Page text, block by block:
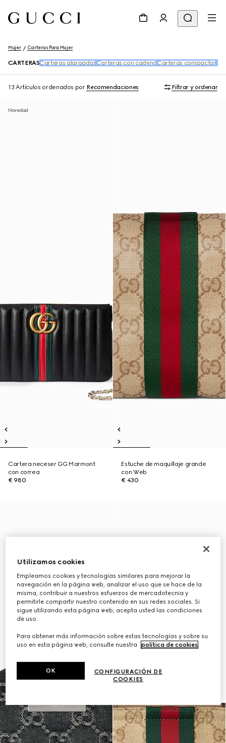
Mujer Carteras Para Mujer
CARTERAS Carteras alargadas Carteras con cadena Carteras compactas
13 Artículos ordenados por Recomendaciones Filtrar y ordenar
Novedad
Cartera neceser GG Marmont
con correa
€ 980
Estuche de maquillaje grande
con Web
€ 430
Utilizamos cookies
Empleamos cookies y tecnologías similares para mejorar la
navegación en la página web, analizar el uso que se hace de la
misma, contribuir a nuestros esfuerzos de mercadotecnia y
permitirle compartir nuestro contenido en sus redes sociales. Si
sigue utilizando esta página web, acepta usted las condiciones
de uso.
Para obtener más información sobre estas tecnologías y sobre su
uso en esta página web, consulte nuestra
política de cookies
CONFIGURACIÓN DE
COOKIES
OK